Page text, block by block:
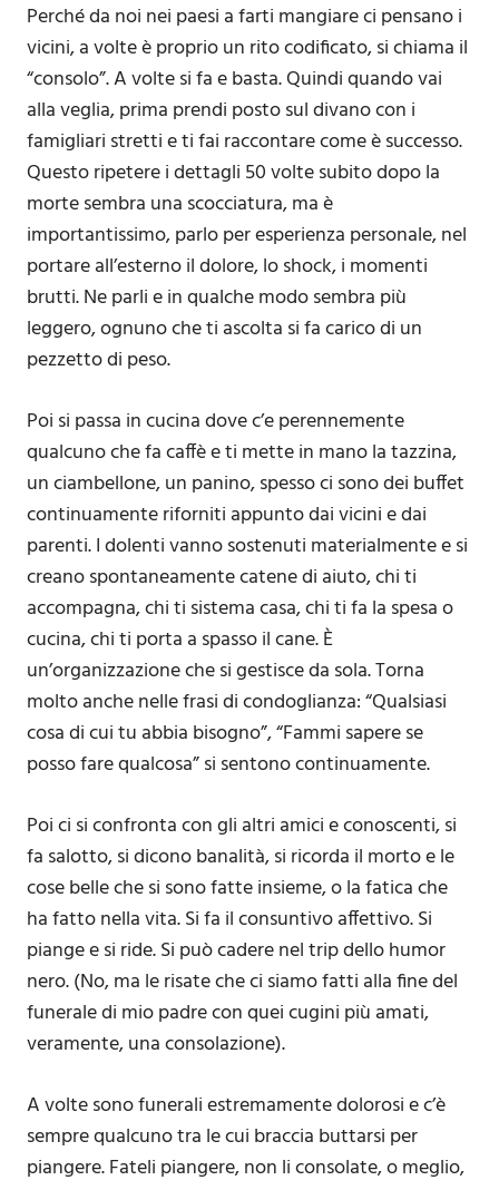
Perché da noi nei paesi a farti mangiare ci pensano i
vicini, a volte è proprio un rito codificato, si chiama il
“consolo”. A volte si fa e basta. Quindi quando vai
alla veglia, prima prendi posto sul divano con i
famigliari stretti e ti fai raccontare come è successo.
Questo ripetere i dettagli 50 volte subito dopo la
morte sembra una scocciatura, ma è
importantissimo, parlo per esperienza personale, nel
portare all’esterno il dolore, lo shock, i momenti
brutti. Ne parli e in qualche modo sembra più
leggero, ognuno che ti ascolta si fa carico di un
pezzetto di peso.
Poi si passa in cucina dove c’e perennemente
qualcuno che fa caffè e ti mette in mano la tazzina,
un ciambellone, un panino, spesso ci sono dei buffet
continuamente riforniti appunto dai vicini e dai
parenti. I dolenti vanno sostenuti materialmente e si
creano spontaneamente catene di aiuto, chi ti
accompagna, chi ti sistema casa, chi ti fa la spesa o
cucina, chi ti porta a spasso il cane. È
un’organizzazione che si gestisce da sola. Torna
molto anche nelle frasi di condoglianza: “Qualsiasi
cosa di cui tu abbia bisogno”, “Fammi sapere se
posso fare qualcosa” si sentono continuamente.
Poi ci si confronta con gli altri amici e conoscenti, si
fa salotto, si dicono banalità, si ricorda il morto e le
cose belle che si sono fatte insieme, o la fatica che
ha fatto nella vita. Si fa il consuntivo affettivo. Si
piange e si ride. Si può cadere nel trip dello humor
nero. (No, ma le risate che ci siamo fatti alla fine del
funerale di mio padre con quei cugini più amati,
veramente, una consolazione).
A volte sono funerali estremamente dolorosi e c’è
sempre qualcuno tra le cui braccia buttarsi per
piangere. Fateli piangere, non li consolate, o meglio,